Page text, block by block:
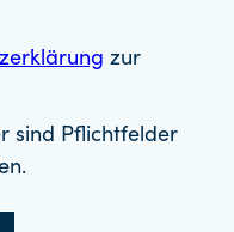
zur
sind Pflichtfelder